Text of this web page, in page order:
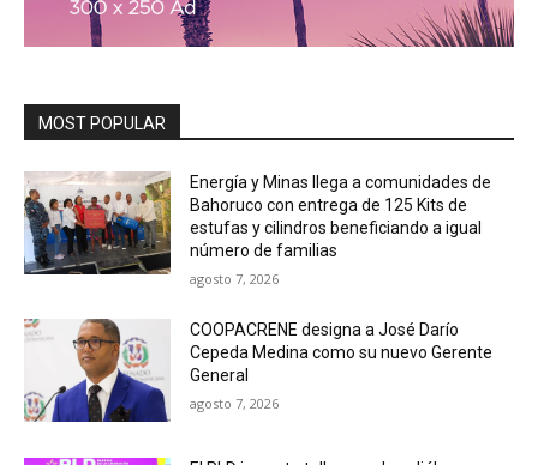
MOST POPULAR
Energía y Minas llega a comunidades de
Bahoruco con entrega de 125 Kits de
estufas y cilindros beneficiando a igual
número de familias
agosto 7, 2026
COOPACRENE designa a José Darío
Cepeda Medina como su nuevo Gerente
General
agosto 7, 2026